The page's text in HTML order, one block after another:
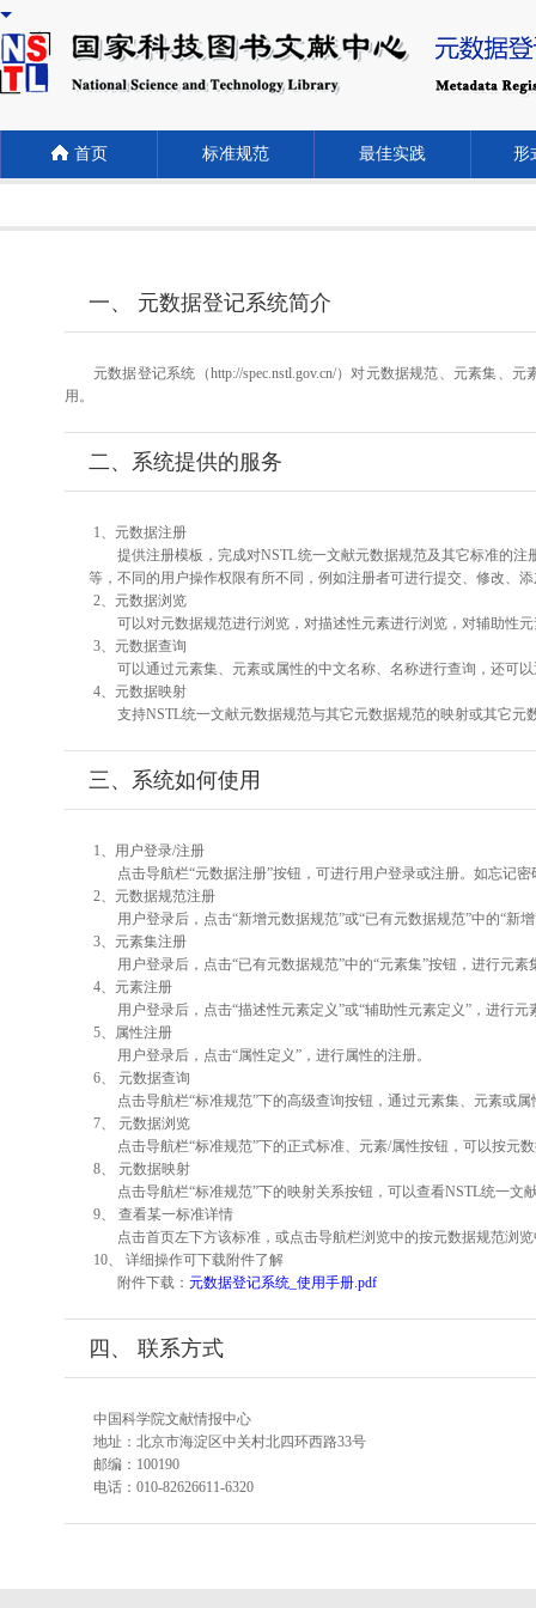
首页 标准规范 最佳实践 形
一、 元数据登记系统简介
元数据登记系统（http://spec.nstl.gov.cn/）对元数据规范、元素集
用。
二、系统提供的服务
1、元数据注册
提供注册模板，完成对NSTL统一文献元数据规范及其它标准的
等，不同的用户操作权限有所不同，例如注册者可进行提交、修改、
2、元数据浏览
可以对元数据规范进行浏览，对描述性元素进行浏览，对辅助性
3、元数据查询
可以通过元素集、元素或属性的中文名称、名称进行查询，还可
4、元数据映射
支持NSTL统一文献元数据规范与其它元数据规范的映射或其它元
三、系统如何使用
1、用户登录/注册
点击导航栏“元数据注册”按钮，可进行用户登录或注册。如忘记
2、元数据规范注册
用户登录后，点击“新增元数据规范”或“已有元数据规范”中的“新
3、元素集注册
用户登录后，点击“已有元数据规范”中的“元素集”按钮，进行元素
4、元素注册
用户登录后，点击“描述性元素定义”或“辅助性元素定义”，进行元
5、属性注册
用户登录后，点击“属性定义”，进行属性的注册。
6、 元数据查询
点击导航栏“标准规范”下的高级查询按钮，通过元素集、元素或
7、 元数据浏览
点击导航栏“标准规范”下的正式标准、元素/属性按钮，可以按元
8、 元数据映射
点击导航栏“标准规范”下的映射关系按钮，可以查看NSTL统一文
9、 查看某一标准详情
点击首页左下方该标准，或点击导航栏浏览中的按元数据规范浏
10、 详细操作可下载附件了解
附件下载： 元数据登记系统_使用手册.pdf
四、 联系方式
中国科学院文献情报中心
地址：北京市海淀区中关村北四环西路33号
邮编：100190
电话：010-82626611-6320